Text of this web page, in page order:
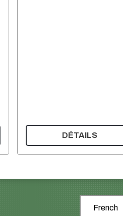
DÉTAILS
French